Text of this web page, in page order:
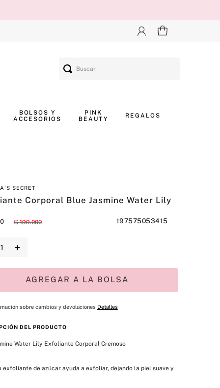
BOLSOS Y
ACCESORIOS
PINK
BEAUTY
REGALOS
SECRET
Corporal Blue Jasmine Water Lily
₲ 199.000 197575053415
＋
AGREGAR A LA BOLSA
sobre cambios y devoluciones Detalles
DEL PRODUCTO
Water Lily Exfoliante Corporal Cremoso
exfoliante de azúcar ayuda a exfoliar, dejando la piel suave y